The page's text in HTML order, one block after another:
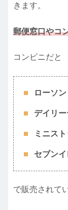
きます。
郵便窓口やコ
コンビニだと
ローソン
デイリ
ミニス
セブンイ
で販売されて